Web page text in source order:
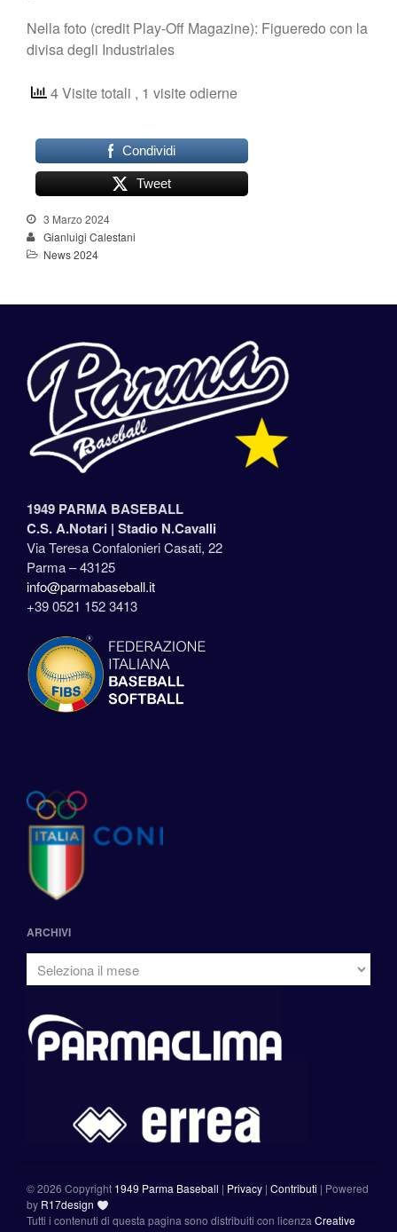
Nella foto (credit Play-Off Magazine): Figueredo con la
divisa degli Industriales
4 Visite totali , 1 visite odierne
Condividi
Tweet
3 Marzo 2024
Gianluigi Calestani
News 2024
1949 PARMA BASEBALL
C.S. A.Notari | Stadio N.Cavalli
Via Teresa Confalonieri Casati, 22
Parma – 43125
info@parmabaseball.it
+39 0521 152 3413
ARCHIVI
©2026 Copyright 1949 Parma Baseball | Privacy | Contributi | Powered
by R17design
Tutti i contenuti di questa pagina sono distribuiti con licenzaCreative